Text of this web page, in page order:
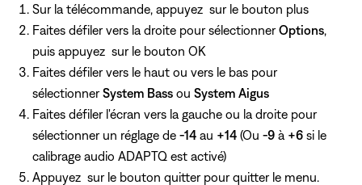
Sur la télécommande, appuyez sur le bouton plus
Faites défiler vers la droite pour sélectionnerOptions
puis appuyez sur le bouton OK
Faites défiler vers le haut ou vers le bas pour
sélectionnerSystem Bass ou System Aigus
Faites défiler l'écran vers la gauche ou la droite pour
sélectionner un réglage de -14 au +14 (Ou -9 à +6 si le
calibrage audio ADAPTQ est activé)
Appuyez sur le bouton quitter pour quitter le menu.